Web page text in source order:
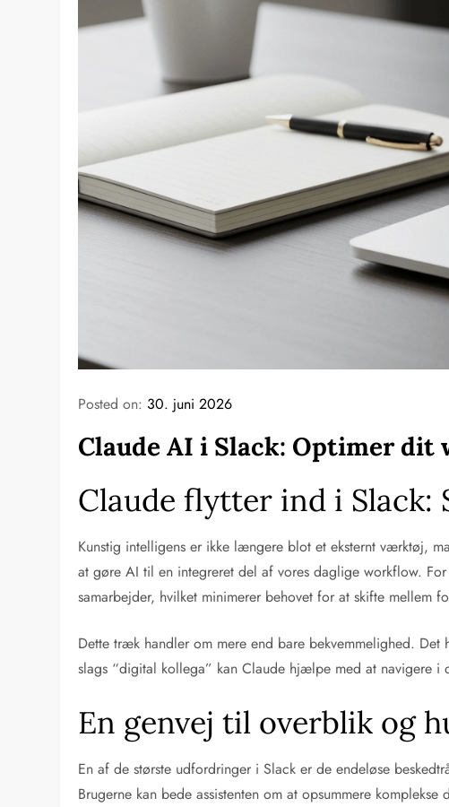
Posted on: 30. juni 2026
Claude AI i Slack: Optimer
Claude flytter ind i Slack:
Kunstig intelligens er ikke længere blot et eksternt værktøj,
at gøre AI til en integreret del af vores daglige workflow.
samarbejder, hvilket minimerer behovet for at skifte mellem
Dette træk handler om mere end bare bekvemmelighed.
slags “digital kollega” kan Claude hjælpe med at navigere
En genvej til overblik og
En af de største udfordringer i Slack er de endeløse
Brugerne kan bede assistenten om at opsummere